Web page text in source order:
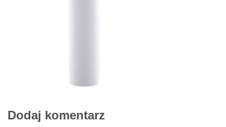
Dodaj komentarz